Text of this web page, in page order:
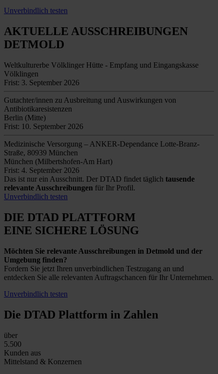
Unverbindlich testen
AKTUELLE AUSSCHREIBUNGEN
DETMOLD
Weltkulturerbe Völklinger Hütte - Empfang und Eingangskasse
Völklingen
Frist: 3. September 2026
Gutachter/innen zu Ausbreitung und Auswirkungen von
Antibiotikaresistenzen
Berlin (Mitte)
Frist: 10. September 2026
Medizinische Versorgung – ANKER-Dependance Lotte-Branz-
Straße, 80939 München
München (Milbertshofen-Am Hart)
Frist: 4. September 2026
Das ist nur ein Ausschnitt. Der DTAD findet täglich tausende
relevante Ausschreibungen für Ihr Profil.
Unverbindlich testen
DIE DTAD PLATTFORM
EINE SICHERE LÖSUNG
Möchten Sie relevante Ausschreibungen in Detmold und der
Umgebung finden?
Fordern Sie jetzt Ihren unverbindlichen Testzugang an und
entdecken Sie alle relevanten Auftragschancen für Ihr Unternehmen.
Unverbindlich testen
Die DTAD Plattform in Zahlen
über
5.500
Kunden aus
Mittelstand & Konzernen